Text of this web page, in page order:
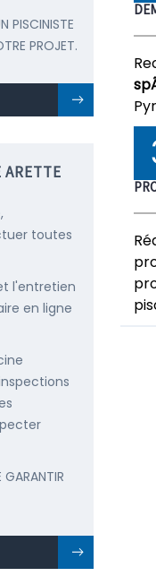
PISCINISTE
PROJET.
toutes
l'entretien
en ligne
GARANTIR